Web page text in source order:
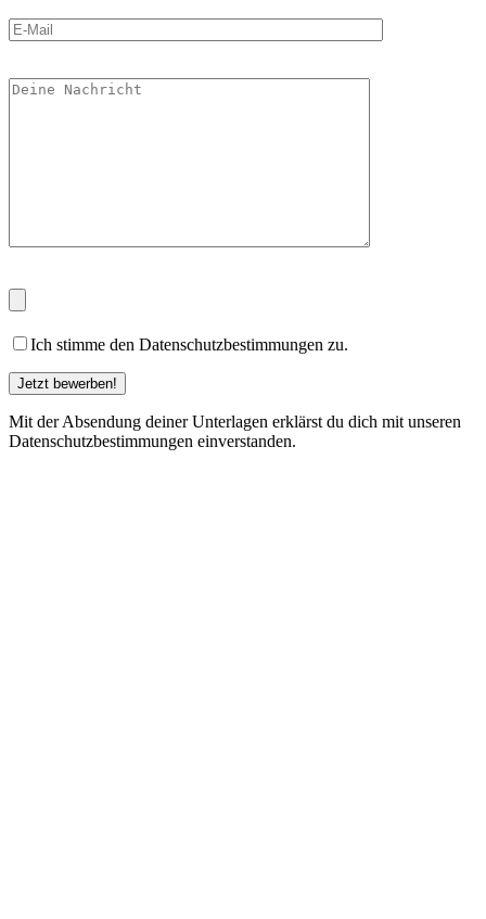
Ich stimme den Datenschutzbestimmungen zu.
Mit der Absendung deiner Unterlagen erklärst du dich mit unseren
Datenschutzbestimmungen einverstanden.